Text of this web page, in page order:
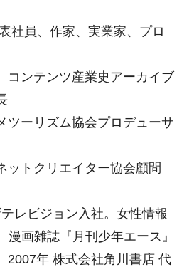
社員、作家、実業家、プロ
コンテンツ産業史アーカイブ
ツーリズム協会プロデューサ
ットクリエイター協会顧問
レビジョン入社。女性情報
漫画雑誌『月刊少年エース』
2007年 株式会社角川書店 代